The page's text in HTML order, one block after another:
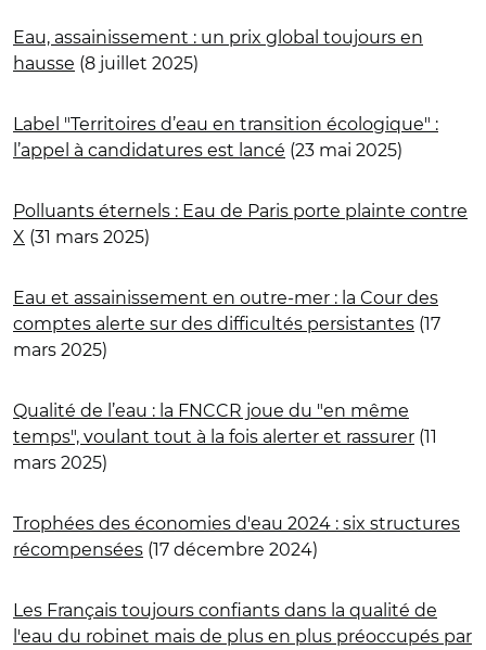
Eau, assainissement : un prix global toujours en
hausse (8 juillet 2025)
Label "Territoires d’eau en transition écologique" :
l’appel à candidatures est lancé (23 mai 2025)
Polluants éternels : Eau de Paris porte plainte contre
X (31 mars 2025)
Eau et assainissement en outre-mer : la Cour des
comptes alerte sur des difficultés persistantes (17
mars 2025)
Qualité de l’eau : la FNCCR joue du "en même
temps", voulant tout à la fois alerter et rassurer (11
mars 2025)
Trophées des économies d'eau 2024 : six structures
récompensées (17 décembre 2024)
Les Français toujours confiants dans la qualité de
l'eau du robinet mais de plus en plus préoccupés par